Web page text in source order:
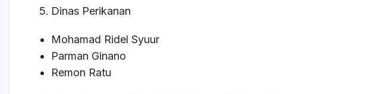
Dinas Perikanan
Mohamad Ridel Syuur
Parman Ginano
Remon Ratu